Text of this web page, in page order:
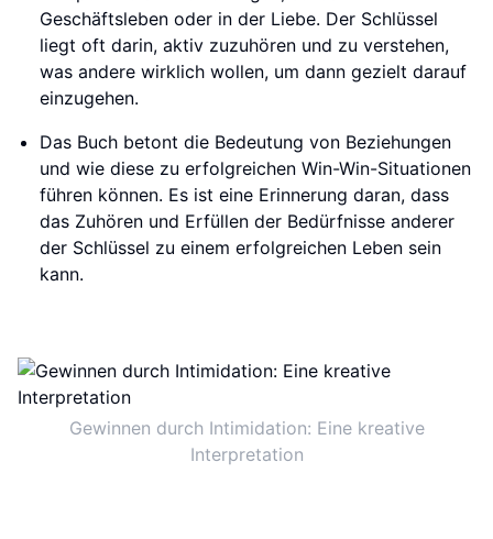
Geschäftsleben oder in der Liebe. Der Schlüssel
liegt oft darin, aktiv zuzuhören und zu verstehen,
was andere wirklich wollen, um dann gezielt darauf
einzugehen.
Das Buch betont die Bedeutung von Beziehungen
und wie diese zu erfolgreichen Win-Win-Situationen
führen können. Es ist eine Erinnerung daran, dass
das Zuhören und Erfüllen der Bedürfnisse anderer
der Schlüssel zu einem erfolgreichen Leben sein
kann.
Gewinnen durch Intimidation: Eine kreative
Interpretation